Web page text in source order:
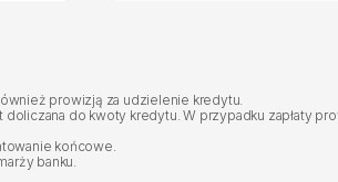
lub ich części."
wymagane jednak jest zawarcie umowy
prowizją za udzielenie kredytu.
do kwoty kredytu. W przypadku zapłaty
końcowe.
banku.